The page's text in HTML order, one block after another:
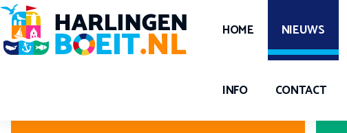
HOME NIEUWS
INFO CONTACT